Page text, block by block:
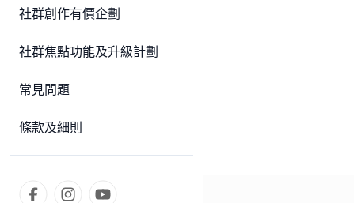
社群創作有價企劃
社群焦點功能及升級計劃
常見問題
條款及細則